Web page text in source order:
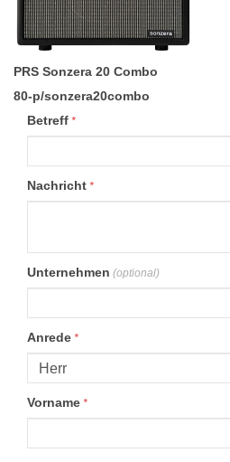
PRS Sonzera 20 Combo
80-p/sonzera20combo
Betreff *
Nachricht *
Unternehmen (optional)
Anrede *
Vorname *